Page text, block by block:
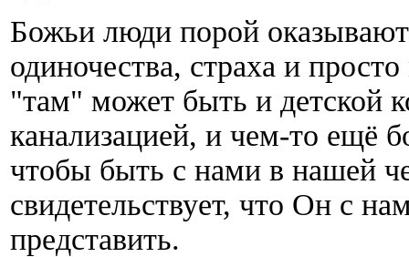
Божьи люди порой
одиночества, страха и
"там" может быть и детской
канализацией, и чем-то ещё
чтобы быть с нами в нашей
свидетельствует, что Он с
представить.